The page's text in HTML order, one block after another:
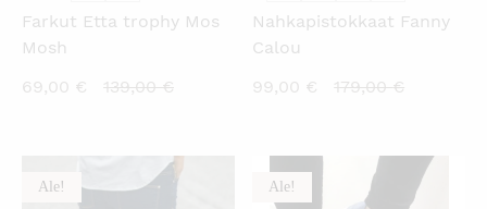
Farkut Etta trophy Mos
Mosh
69,00 €
Nykyinen
69,00 €.
139,00€Alkuperäinen
139,00 €.
Nahkapistokkaat Fanny
Calou
99,00 €
Nykyinen
99,00 €.
179,00€
179,00 €.
Ale! KATSO PIKANÄKYMÄ Ale! KATSO PIKANÄKYMÄ